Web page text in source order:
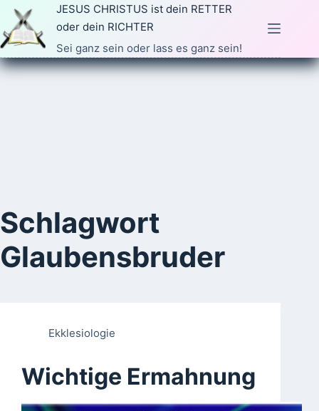
Zum
Inhalt
springen
JESUS CHRISTUS ist dein RETTER
oder dein RICHTER
Sei ganz sein oder lass es ganz sein!
Schlagwort
Glaubensbruder
Ekklesiologie
Wichtige Ermahnung